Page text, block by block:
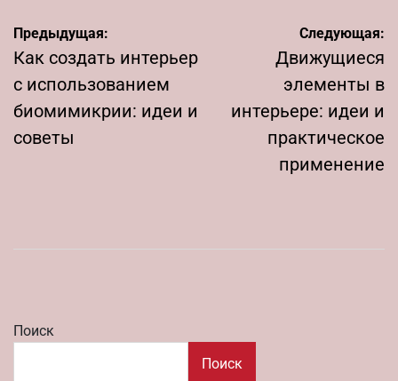
Навигация
по
записям
Предыдущая:
Как создать интерьер
с использованием
биомимикрии: идеи и
советы
Следующая:
Движущиеся
элементы в
интерьере: идеи и
практическое
применение
Поиск
Поиск